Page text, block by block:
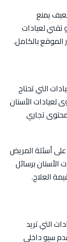
يمنع
تقني لعيادات
بالكامل.
التي تحتاج
لعيادات الأسنان
تجاري
أسئلة المريض
الأسنان برسائل
العلاج.
التي تريد
سيو داخلي